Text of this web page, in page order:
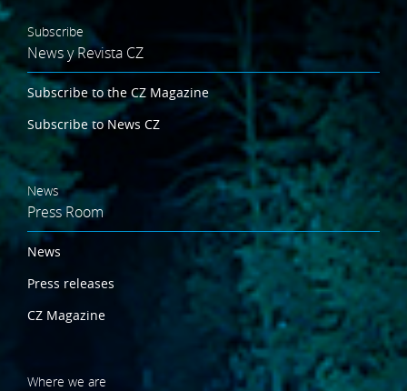
Subscribe
News y Revista CZ
Subscribe to the CZ Magazine
Subscribe to News CZ
News
Press Room
News
Press releases
CZ Magazine
Where we are